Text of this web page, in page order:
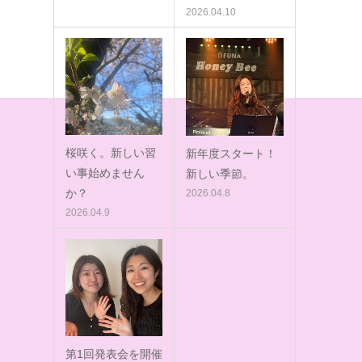
2026.04.10
桜咲く。新しい習
い事始めません
か？
2026.04.9
新年度スタート！
新しい季節。
2026.04.8
第1回発表会を開催